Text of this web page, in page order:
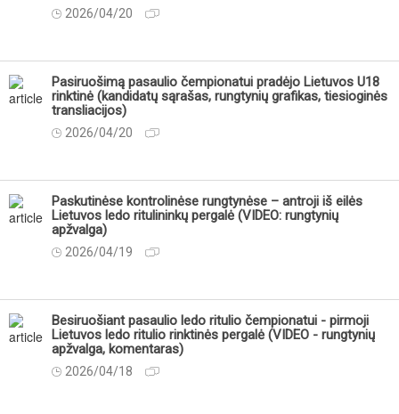
2026/04/20
Pasiruošimą pasaulio čempionatui pradėjo Lietuvos U18
rinktinė (kandidatų sąrašas, rungtynių grafikas, tiesioginės
transliacijos)
2026/04/20
Paskutinėse kontrolinėse rungtynėse – antroji iš eilės
Lietuvos ledo ritulininkų pergalė (VIDEO: rungtynių
apžvalga)
2026/04/19
Besiruošiant pasaulio ledo ritulio čempionatui - pirmoji
Lietuvos ledo ritulio rinktinės pergalė (VIDEO - rungtynių
apžvalga, komentaras)
2026/04/18